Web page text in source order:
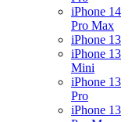
iPhone 14
Pro Max
iPhone 13
iPhone 13
Mini
iPhone 13
Pro
iPhone 13